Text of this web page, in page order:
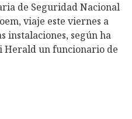
de Seguridad Nacional
viaje este viernes a
instalaciones, según ha
un funcionario de